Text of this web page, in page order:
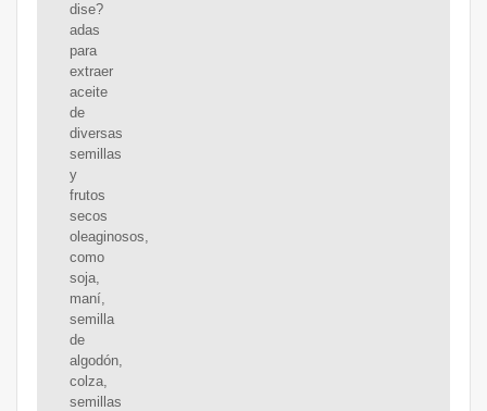
dise?
adas
para
extraer
aceite
de
diversas
semillas
y
frutos
secos
oleaginosos,
como
soja,
maní,
semilla
de
algodón,
colza,
semillas